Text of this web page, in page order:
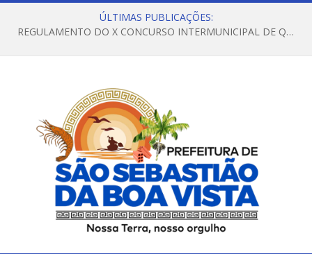
ÚLTIMAS PUBLICAÇÕES:
REGULAMENTO DO X CONCURSO INTERMUNICIPAL DE QUADRILHAS JUNINAS – 2026 – ARRAIÁ DA VENEZA